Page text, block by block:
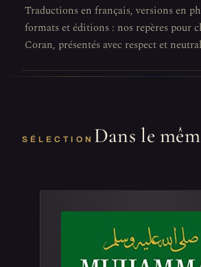
Traductions en français, versions en
formats et éditions : nos repères pour
Coran, présentés avec respect et
SÉLECTION Dans le